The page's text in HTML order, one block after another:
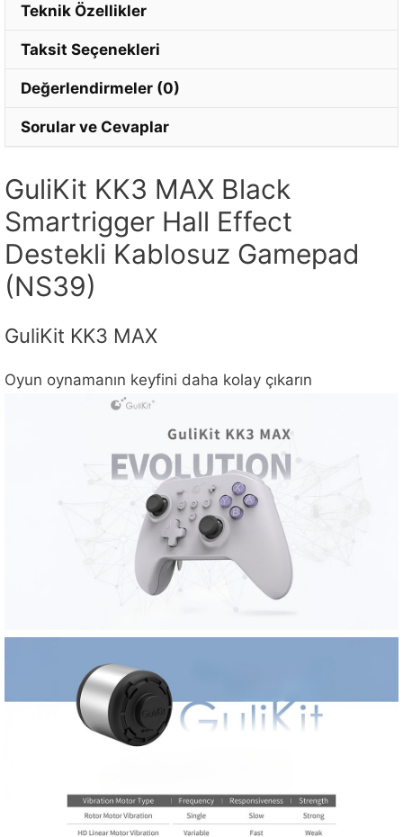
Teknik Özellikler
Taksit Seçenekleri
Değerlendirmeler (0)
Sorular ve Cevaplar
GuliKit KK3 MAX Black
Smartrigger Hall Effect
Destekli Kablosuz Gamepad
(NS39)
GuliKit KK3 MAX
Oyun oynamanın keyfini daha kolay çıkarın